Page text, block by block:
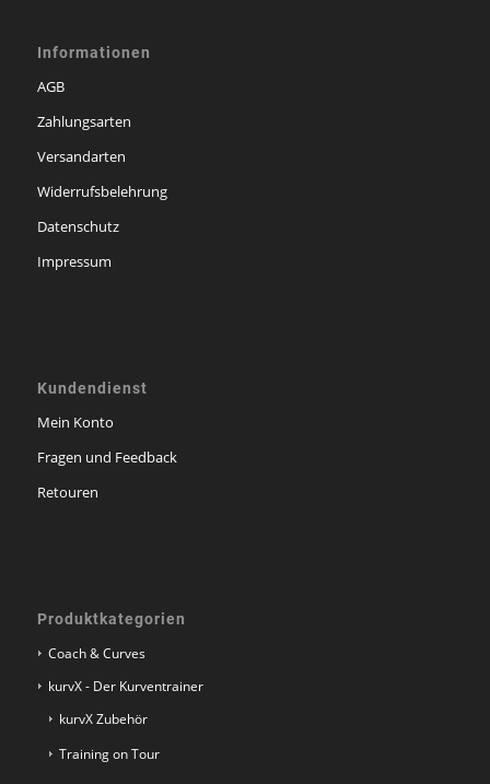
Informationen
AGB
Zahlungsarten
Versandarten
Widerrufsbelehrung
Datenschutz
Impressum
Kundendienst
Mein Konto
Fragen und Feedback
Retouren
Produktkategorien
Coach & Curves
kurvX - Der Kurventrainer
kurvX Zubehör
Training on Tour